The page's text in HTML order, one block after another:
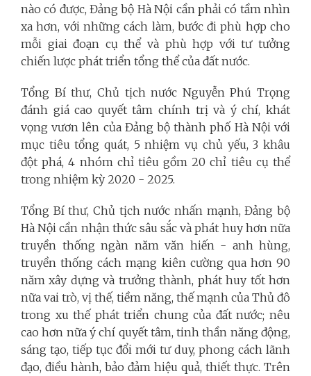
nào có được, Đảng bộ Hà Nội cần phải có tầm nhìn
xa hơn, với những cách làm, bước đi phù hợp cho
mỗi giai đoạn cụ thể và phù hợp với tư tưởng
chiến lược phát triển tổng thể của đất nước.
Tổng Bí thư, Chủ tịch nước Nguyễn Phú Trọng
đánh giá cao quyết tâm chính trị và ý chí, khát
vọng vươn lên của Đảng bộ thành phố Hà Nội với
mục tiêu tổng quát, 5 nhiệm vụ chủ yếu, 3 khâu
đột phá, 4 nhóm chỉ tiêu gồm 20 chỉ tiêu cụ thể
trong nhiệm kỳ 2020 - 2025.
Tổng Bí thư, Chủ tịch nước nhấn mạnh, Đảng bộ
Hà Nội cần nhận thức sâu sắc và phát huy hơn nữa
truyền thống ngàn năm văn hiến - anh hùng,
truyền thống cách mạng kiên cường qua hơn 90
năm xây dựng và trưởng thành, phát huy tốt hơn
nữa vai trò, vị thế, tiềm năng, thế mạnh của Thủ đô
trong xu thế phát triển chung của đất nước; nêu
cao hơn nữa ý chí quyết tâm, tinh thần năng động,
sáng tạo, tiếp tục đổi mới tư duy, phong cách lãnh
đạo, điều hành, bảo đảm hiệu quả, thiết thực. Trên